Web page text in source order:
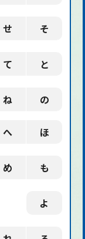
せ そ
て と
ね の
へ ほ
め も
よ